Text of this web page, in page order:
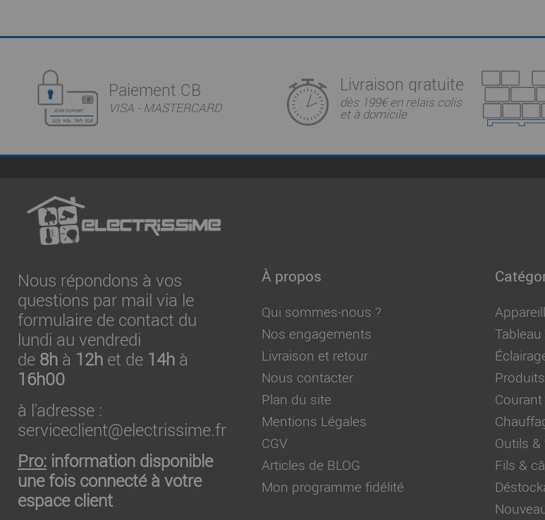
Paiement CB
VISA - MASTERCARD
Livraison gratuite
dès 199€ en relais colis
et à domicile
Nous répondons à vos
questions par mail via le
formulaire de contact du
lundi au vendredi
de 8h à 12h et de 14h à
16h00
à l'adresse :
serviceclient@electrissime.fr
Pro: information disponible
une fois connecté à votre
espace client
À propos
Qui sommes-nous ?
Nos engagements
Livraison et retour
Nous contacter
Plan du site
Mentions Légales
CGV
Articles de BLOG
Mon programme fidélité
Outils
Fils &